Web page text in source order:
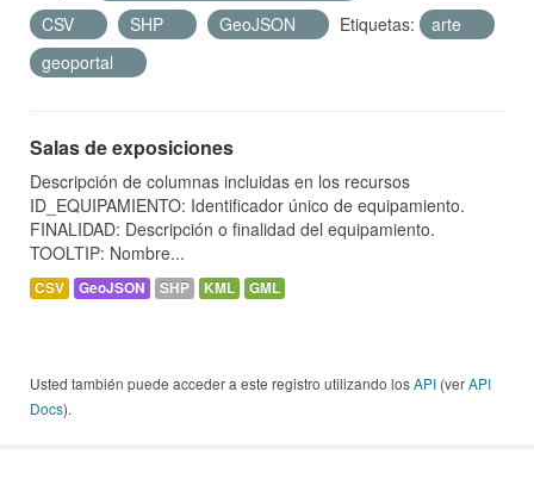
CSV
SHP GeoJSON Etiquetas:
arte
geoportal
Salas de exposiciones
Descripción de columnas incluidas en los recursos
ID_EQUIPAMIENTO: Identificador único de equipamiento.
FINALIDAD: Descripción o finalidad del equipamiento.
TOOLTIP: Nombre...
CSV GeoJSON SHP KML GML
Usted también puede acceder a este registro utilizando losAPI (verAPI
Docs).